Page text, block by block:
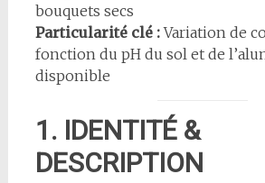
bouquets secs
Particularité clé :Variation de
fonction du pH du sol et de
disponible
1. IDENTITÉ &
DESCRIPTION